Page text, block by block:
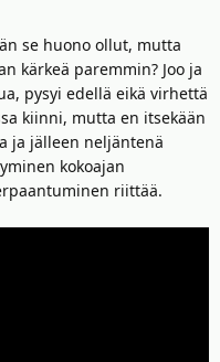
se huono ollut, mutta
kärkeä paremmin? Joo ja
pysyi edellä eikä virhettä
kiinni, mutta en itsekään
ja jälleen neljäntenä
kokoajan
riittää.